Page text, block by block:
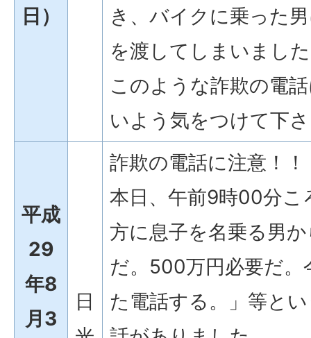
日）
き、バイクに乗った
を渡してしまいまし
このような詐欺の電
いよう気をつけて下
平成
29
年8
月3
日
詐欺の電話に注意！！
本日、午前9時00分こ
方に息子を名乗る男
だ。500万円必要だ。
た電話する。」等と